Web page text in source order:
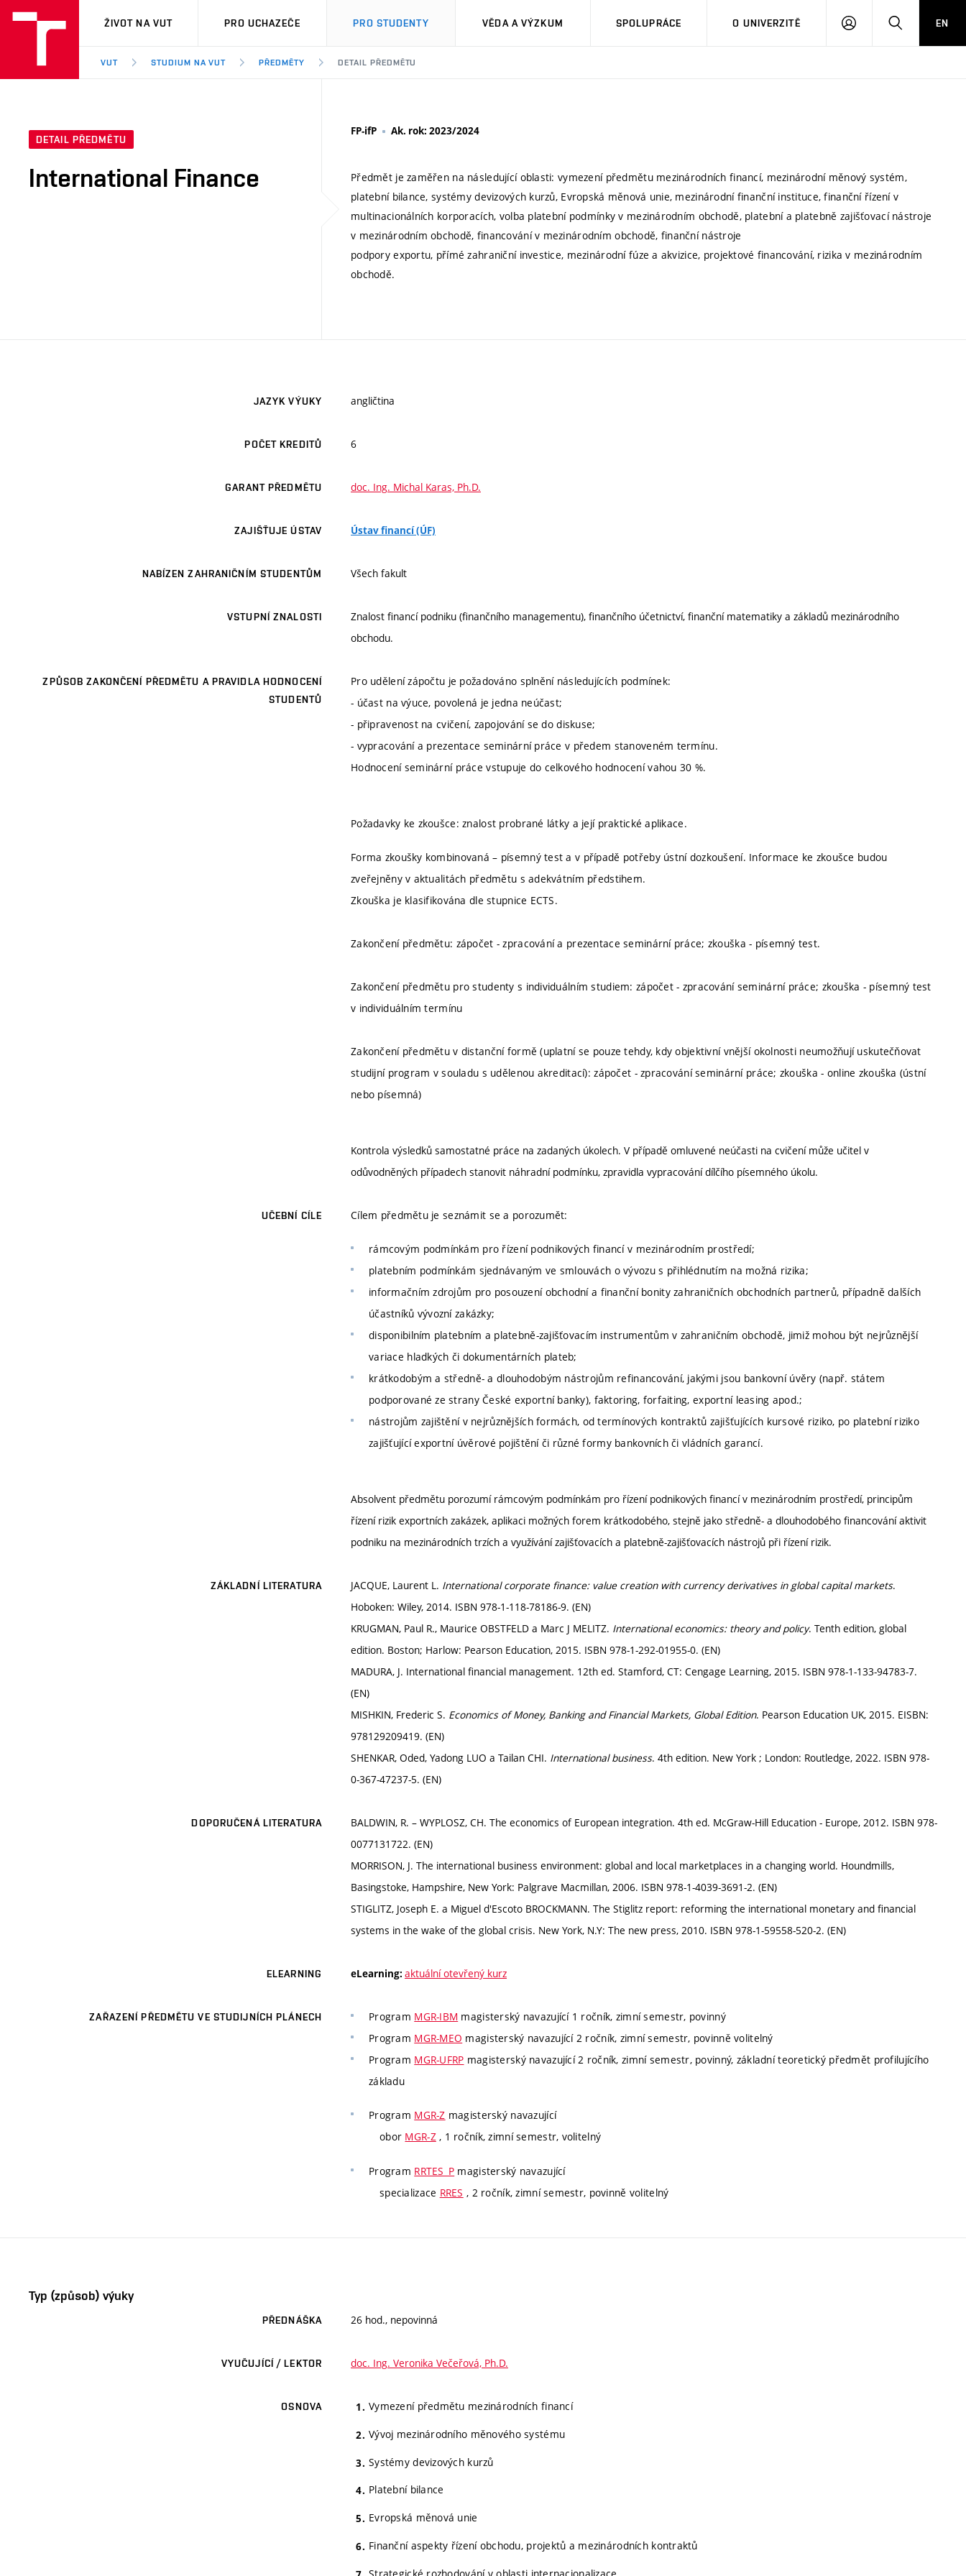
VUT
ŽIVOT NA VUT PRO UCHAZEČE PRO STUDENTY VĚDA A VÝZKUM SPOLUPRÁCE O UNIVERZITĚ
PŘIHLÁSIT HLEDATEN
VUT STUDIUM NA VUT PŘEDMĚTY DETAIL PŘEDMĚTU
DETAIL PŘEDMĚTU
International Finance
FP-ifP Ak. rok: 2023/2024
Předmět je zaměřen na následující oblasti: vymezení předmětu mezinárodních financí, mezinárodní měnový systém,
platební bilance, systémy devizových kurzů, Evropská měnová unie, mezinárodní finanční instituce, finanční řízení v
multinacionálních korporacích, volba platební podmínky v mezinárodním obchodě, platební a platebně zajišťovací nástroje
v mezinárodním obchodě, financování v mezinárodním obchodě, finanční nástroje
podpory exportu, přímé zahraniční investice, mezinárodní fúze a akvizice, projektové financování, rizika v mezinárodním
obchodě.
JAZYK VÝUKY angličtina
POČET KREDITŮ 6
GARANT PŘEDMĚTU doc. Ing. Michal Karas, Ph.D.
ZAJIŠŤUJE ÚSTAV Ústav financí (ÚF)
NABÍZEN ZAHRANIČNÍM STUDENTŮM Všech fakult
VSTUPNÍ ZNALOSTI
Znalost financí podniku (finančního managementu), finančního účetnictví, finanční matematiky a základů mezinárodního
obchodu.
ZPŮSOB ZAKONČENÍ PŘEDMĚTU A PRAVIDLA HODNOCENÍ
STUDENTŮ
Pro udělení zápočtu je požadováno splnění následujících podmínek:
- účast na výuce, povolená je jedna neúčast;
- připravenost na cvičení, zapojování se do diskuse;
- vypracování a prezentace seminární práce v předem stanoveném termínu.
Hodnocení seminární práce vstupuje do celkového hodnocení vahou 30 %.
Požadavky ke zkoušce: znalost probrané látky a její praktické aplikace.
Forma zkoušky kombinovaná – písemný test a v případě potřeby ústní dozkoušení. Informace ke zkoušce budou
zveřejněny v aktualitách předmětu s adekvátním předstihem.
Zkouška je klasifikována dle stupnice ECTS.
Zakončení předmětu: zápočet - zpracování a prezentace seminární práce; zkouška - písemný test.
Zakončení předmětu pro studenty s individuálním studiem: zápočet - zpracování seminární práce; zkouška - písemný test
v individuálním termínu
Zakončení předmětu v distanční formě (uplatní se pouze tehdy, kdy objektivní vnější okolnosti neumožňují uskutečňovat
studijní program v souladu s udělenou akreditací): zápočet - zpracování seminární práce; zkouška - online zkouška (ústní
nebo písemná)
Kontrola výsledků samostatné práce na zadaných úkolech. V případě omluvené neúčasti na cvičení může učitel v
odůvodněných případech stanovit náhradní podmínku, zpravidla vypracování dílčího písemného úkolu.
UČEBNÍ CÍLE Cílem předmětu je seznámit se a porozumět:
rámcovým podmínkám pro řízení podnikových financí v mezinárodním prostředí;
platebním podmínkám sjednávaným ve smlouvách o vývozu s přihlédnutím na možná rizika;
informačním zdrojům pro posouzení obchodní a finanční bonity zahraničních obchodních partnerů, případně dalších
účastníků vývozní zakázky;
disponibilním platebním a platebně-zajišťovacím instrumentům v zahraničním obchodě, jimiž mohou být nejrůznější
variace hladkých či dokumentárních plateb;
krátkodobým a středně- a dlouhodobým nástrojům refinancování, jakými jsou bankovní úvěry (např. státem
podporované ze strany České exportní banky), faktoring, forfaiting, exportní leasing apod.;
nástrojům zajištění v nejrůznějších formách, od termínových kontraktů zajišťujících kursové riziko, po platební riziko
zajišťující exportní úvěrové pojištění či různé formy bankovních či vládních garancí.
Absolvent předmětu porozumí rámcovým podmínkám pro řízení podnikových financí v mezinárodním prostředí, principům
řízení rizik exportních zakázek, aplikaci možných forem krátkodobého, stejně jako středně- a dlouhodobého financování aktivit
podniku na mezinárodních trzích a využívání zajišťovacích a platebně-zajišťovacích nástrojů při řízení rizik.
ZÁKLADNÍ LITERATURA JACQUE, Laurent L. International corporate finance: value creation with currency derivatives in global capital markets.
Hoboken: Wiley, 2014. ISBN 978-1-118-78186-9. (EN)
KRUGMAN, Paul R., Maurice OBSTFELD a Marc J MELITZ. International economics: theory and policy. Tenth edition, global
edition. Boston; Harlow: Pearson Education, 2015. ISBN 978-1-292-01955-0. (EN)
MADURA, J. International financial management. 12th ed. Stamford, CT: Cengage Learning, 2015. ISBN 978-1-133-94783-7.
(EN)
MISHKIN, Frederic S. Economics of Money, Banking and Financial Markets, Global Edition. Pearson Education UK, 2015. EISBN:
978129209419. (EN)
SHENKAR, Oded, Yadong LUO a Tailan CHI. International business. 4th edition. New York ; London: Routledge, 2022. ISBN 978-
0-367-47237-5. (EN)
DOPORUČENÁ LITERATURA
BALDWIN, R. – WYPLOSZ, CH. The economics of European integration. 4th ed. McGraw-Hill Education - Europe, 2012. ISBN 978-
0077131722. (EN)
MORRISON, J. The international business environment: global and local marketplaces in a changing world. Houndmills,
Basingstoke, Hampshire, New York: Palgrave Macmillan, 2006. ISBN 978-1-4039-3691-2. (EN)
STIGLITZ, Joseph E. a Miguel d'Escoto BROCKMANN. The Stiglitz report: reforming the international monetary and financial
systems in the wake of the global crisis. New York, N.Y: The new press, 2010. ISBN 978-1-59558-520-2. (EN)
ELEARNING eLearning: aktuální otevřený kurz
ZAŘAZENÍ PŘEDMĚTU VE STUDIJNÍCH PLÁNECH Program MGR-IBM magisterský navazující 1 ročník, zimní semestr, povinný
Program MGR-MEO magisterský navazující 2 ročník, zimní semestr, povinně volitelný
Program MGR-UFRP magisterský navazující 2 ročník, zimní semestr, povinný, základní teoretický předmět profilujícího
základu
Program MGR-Z magisterský navazující
obor MGR-Z, 1 ročník, zimní semestr, volitelný
Program RRTES_P magisterský navazující
specializace RRES , 2 ročník, zimní semestr, povinně volitelný
Typ (způsob) výuky
PŘEDNÁŠKA 26 hod., nepovinná
VYUČUJÍCÍ / LEKTOR doc. Ing. Veronika Večeřová, Ph.D.
OSNOVA Vymezení předmětu mezinárodních financí
Vývoj mezinárodního měnového systému
Systémy devizových kurzů
Platební bilance
Evropská měnová unie
Finanční aspekty řízení obchodu, projektů a mezinárodních kontraktů
Strategické rozhodování v oblasti internacionalizace